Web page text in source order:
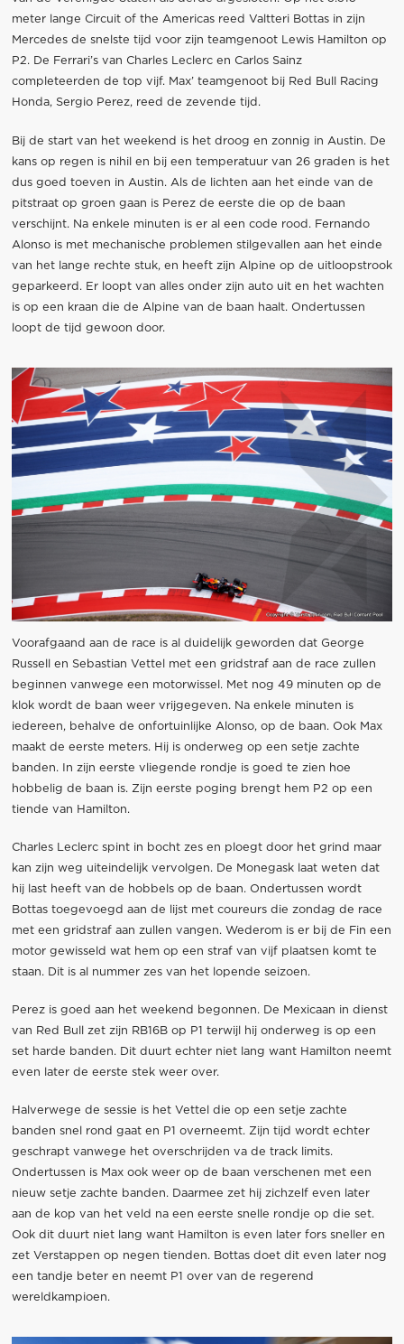
meter lange Circuit of the Americas reed Valtteri Bottas in zijn
Mercedes de snelste tijd voor zijn teamgenoot Lewis Hamilton op
P2. De Ferrari’s van Charles Leclerc en Carlos Sainz
completeerden de top vijf. Max’ teamgenoot bij Red Bull Racing
Honda, Sergio Perez, reed de zevende tijd.
Bij de start van het weekend is het droog en zonnig in Austin. De
kans op regen is nihil en bij een temperatuur van 26 graden is het
dus goed toeven in Austin. Als de lichten aan het einde van de
pitstraat op groen gaan is Perez de eerste die op de baan
verschijnt. Na enkele minuten is er al een code rood. Fernando
Alonso is met mechanische problemen stilgevallen aan het einde
van het lange rechte stuk, en heeft zijn Alpine op de uitloopstrook
geparkeerd. Er loopt van alles onder zijn auto uit en het wachten
is op een kraan die de Alpine van de baan haalt. Ondertussen
loopt de tijd gewoon door.
Voorafgaand aan de race is al duidelijk geworden dat George
Russell en Sebastian Vettel met een gridstraf aan de race zullen
beginnen vanwege een motorwissel. Met nog 49 minuten op de
klok wordt de baan weer vrijgegeven. Na enkele minuten is
iedereen, behalve de onfortuinlijke Alonso, op de baan. Ook Max
maakt de eerste meters. Hij is onderweg op een setje zachte
banden. In zijn eerste vliegende rondje is goed te zien hoe
hobbelig de baan is. Zijn eerste poging brengt hem P2 op een
tiende van Hamilton.
Charles Leclerc spint in bocht zes en ploegt door het grind maar
kan zijn weg uiteindelijk vervolgen. De Monegask laat weten dat
hij last heeft van de hobbels op de baan. Ondertussen wordt
Bottas toegevoegd aan de lijst met coureurs die zondag de race
met een gridstraf aan zullen vangen. Wederom is er bij de Fin een
motor gewisseld wat hem op een straf van vijf plaatsen komt te
staan. Dit is al nummer zes van het lopende seizoen.
Perez is goed aan het weekend begonnen. De Mexicaan in dienst
van Red Bull zet zijn RB16B op P1 terwijl hij onderweg is op een
set harde banden. Dit duurt echter niet lang want Hamilton neemt
even later de eerste stek weer over.
Halverwege de sessie is het Vettel die op een setje zachte
banden snel rond gaat en P1 overneemt. Zijn tijd wordt echter
geschrapt vanwege het overschrijden va de track limits.
Ondertussen is Max ook weer op de baan verschenen met een
nieuw setje zachte banden. Daarmee zet hij zichzelf even later
aan de kop van het veld na een eerste snelle rondje op die set.
Ook dit duurt niet lang want Hamilton is even later fors sneller en
zet Verstappen op negen tienden. Bottas doet dit even later nog
een tandje beter en neemt P1 over van de regerend
wereldkampioen.